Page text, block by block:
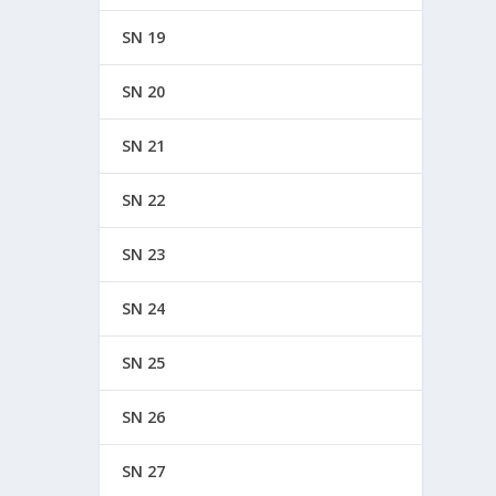
SN 19
SN 20
SN 21
SN 22
SN 23
SN 24
SN 25
SN 26
SN 27